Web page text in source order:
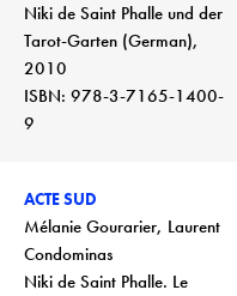
Niki de Saint Phalle und der
Tarot-Garten (German),
2010
ISBN: 978-3-7165-1400-
9
ACTE SUD
Mélanie Gourarier, Laurent
Condominas
Niki de Saint Phalle. Le